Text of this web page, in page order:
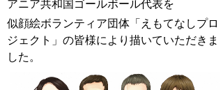
アニア共和国ゴールボール代表を
似顔絵ボランティア団体「えもてなしプロ
ジェクト」の皆様により描いていただきま
した。